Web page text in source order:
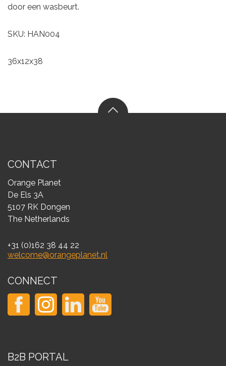
door een wasbeurt.
SKU: HAN004
36x12x38
CONTACT
Orange Planet
De Els 3A
5107 RK Dongen
The Netherlands
+31 (0)162 38 44 22
welcome@orangeplanet.nl
CONNECT
B2B PORTAL